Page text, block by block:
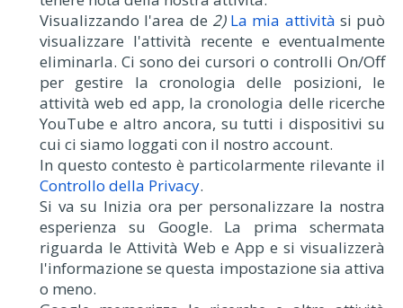
Visualizzando l'area de 2) La mia attività si può
visualizzare l'attività recente e eventualmente
eliminarla. Ci sono dei cursori o controlli On/Off
per gestire la cronologia delle posizioni, le
attività web ed app, la cronologia delle ricerche
YouTube e altro ancora, su tutti i dispositivi su
cui ci siamo loggati con il nostro account.
In questo contesto è particolarmente rilevante il
Controllo della Privacy.
Si va su Inizia ora per personalizzare la nostra
esperienza su Google. La prima schermata
riguarda le Attività Web e App e si visualizzerà
l'informazione se questa impostazione sia attiva
o meno.